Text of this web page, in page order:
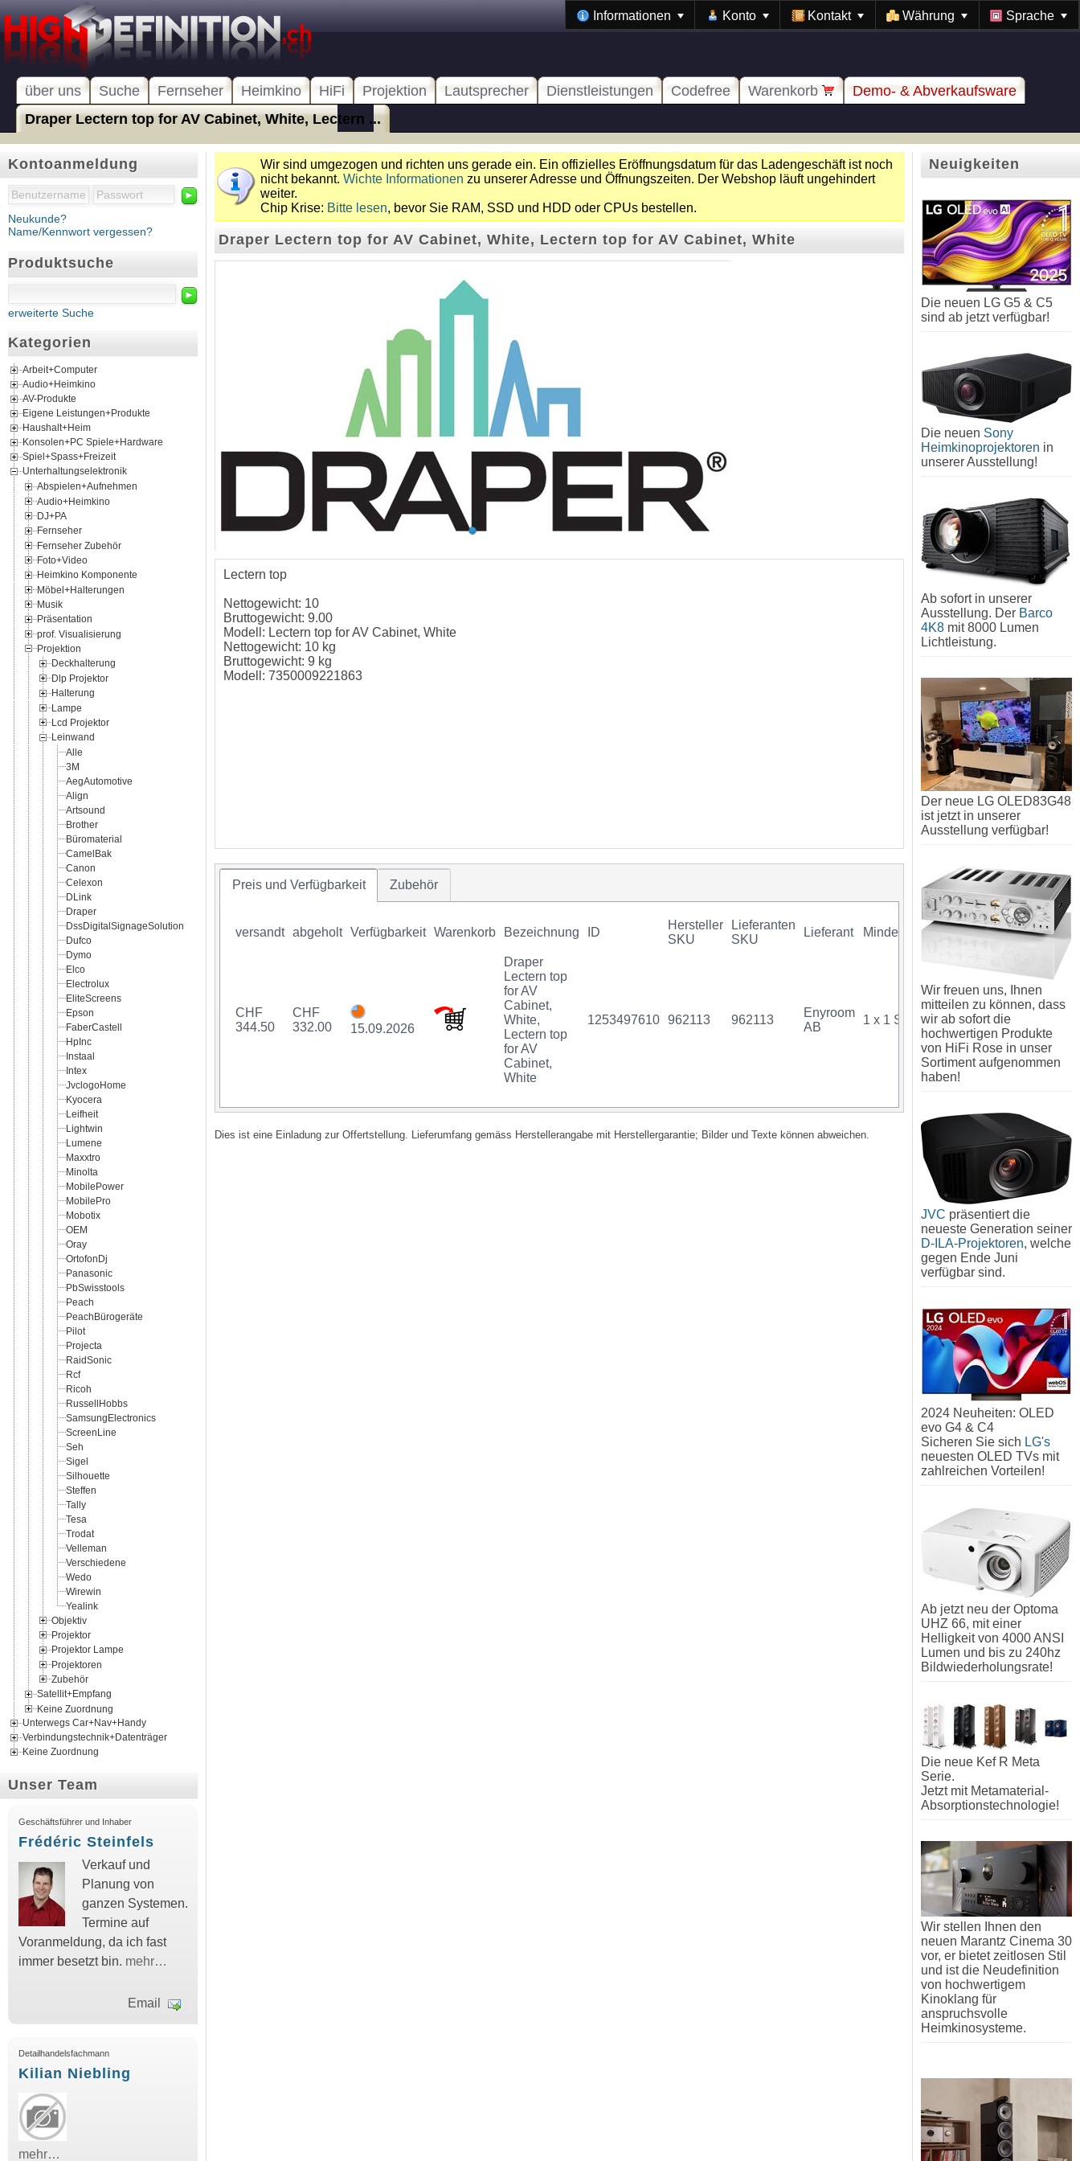
Informationen Konto Kontakt Währung Sprache
über uns Suche Fernseher Heimkino HiFi Projektion Lautsprecher Dienstleistungen Codefree Warenkorb
Demo- & Abverkaufsware
Draper Lectern top for AV Cabinet, White, Lectern ...
Kontoanmeldung
►
Neukunde?
Name/Kennwort vergessen?
Produktsuche
►
erweiterte Suche
Kategorien
Arbeit+Computer
Audio+Heimkino
AV-Produkte
Eigene Leistungen+Produkte
Haushalt+Heim
Konsolen+PC Spiele+Hardware
Spiel+Spass+Freizeit
Unterhaltungselektronik
Abspielen+Aufnehmen
Audio+Heimkino
DJ+PA
Fernseher
Fernseher Zubehör
Foto+Video
Heimkino Komponente
Möbel+Halterungen
Musik
Präsentation
prof. Visualisierung
Projektion
Deckhalterung
Dlp Projektor
Halterung
Lampe
Lcd Projektor
Leinwand
Alle
3M
AegAutomotive
Align
Artsound
Brother
Büromaterial
CamelBak
Canon
Celexon
DLink
Draper
DssDigitalSignageSolution
Dufco
Dymo
Elco
Electrolux
EliteScreens
Epson
FaberCastell
HpInc
Instaal
Intex
JvclogoHome
Kyocera
Leifheit
Lightwin
Lumene
Maxxtro
Minolta
MobilePower
MobilePro
Mobotix
OEM
Oray
OrtofonDj
Panasonic
PbSwisstools
Peach
PeachBürogeräte
Pilot
Projecta
RaidSonic
Rcf
Ricoh
RussellHobbs
SamsungElectronics
ScreenLine
Seh
Sigel
Silhouette
Steffen
Tally
Tesa
Trodat
Velleman
Verschiedene
Wedo
Wirewin
Yealink
Objektiv
Projektor
Projektor Lampe
Projektoren
Zubehör
Satellit+Empfang
Keine Zuordnung
Unterwegs Car+Nav+Handy
Verbindungstechnik+Datenträger
Keine Zuordnung
Unser Team
Geschäftsführer und Inhaber
Frédéric Steinfels
Verkauf und
Planung von
ganzen Systemen.
Termine auf
Voranmeldung, da ich fast
immer besetzt bin. mehr…
Email
Detailhandelsfachmann
Kilian Niebling
mehr…
Wir sind umgezogen und richten uns gerade ein. Ein offizielles Eröffnungsdatum für das Ladengeschäft ist noch
nicht bekannt. Wichte Informationen zu unserer Adresse und Öffnungszeiten. Der Webshop läuft ungehindert
weiter.
Chip Krise: Bitte lesen, bevor Sie RAM, SSD und HDD oder CPUs bestellen.
Draper Lectern top for AV Cabinet, White, Lectern top for AV Cabinet, White
Lectern top
Nettogewicht: 10
Bruttogewicht: 9.00
Modell: Lectern top for AV Cabinet, White
Nettogewicht: 10 kg
Bruttogewicht: 9 kg
Modell: 7350009221863
Preis und Verfügbarkeit Zubehör
versandt abgeholt Verfügbarkeit Warenkorb Bezeichnung ID
Hersteller
SKU
Lieferanten
SKU
Lieferant Mindestkauf GTIN
CHF
344.50
CHF
332.00
15.09.2026
Draper
Lectern top
for AV
Cabinet,
White,
Lectern top
for AV
Cabinet,
White
1253497610 962113 962113
Enyroom
AB
1 x 1 Stück 07350009221863
Dies ist eine Einladung zur Offertstellung. Lieferumfang gemäss Herstellerangabe mit Herstellergarantie; Bilder und Texte können abweichen.
Neuigkeiten
Die neuen LG G5 & C5
sind ab jetzt verfügbar!
Die neuen Sony
Heimkinoprojektoren in
unserer Ausstellung!
Ab sofort in unserer
Ausstellung. Der Barco
4K8 mit 8000 Lumen
Lichtleistung.
Der neue LG OLED83G48
ist jetzt in unserer
Ausstellung verfügbar!
Wir freuen uns, Ihnen
mitteilen zu können, dass
wir ab sofort die
hochwertigen Produkte
von HiFi Rose in unser
Sortiment aufgenommen
haben!
JVC präsentiert die
neueste Generation seiner
D-ILA-Projektoren, welche
gegen Ende Juni
verfügbar sind.
2024 Neuheiten: OLED
evo G4 & C4
Sicheren Sie sich LG's
neuesten OLED TVs mit
zahlreichen Vorteilen!
Ab jetzt neu der Optoma
UHZ 66, mit einer
Helligkeit von 4000 ANSI
Lumen und bis zu 240hz
Bildwiederholungsrate!
Die neue Kef R Meta
Serie.
Jetzt mit Metamaterial-
Absorptionstechnologie!
Wir stellen Ihnen den
neuen Marantz Cinema 30
vor, er bietet zeitlosen Stil
und ist die Neudefinition
von hochwertigem
Kinoklang für
anspruchsvolle
Heimkinosysteme.